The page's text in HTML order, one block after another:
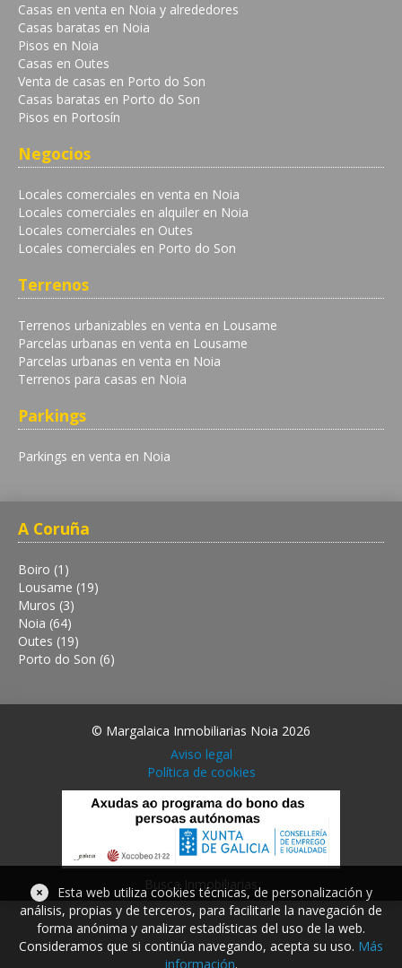
Casas en venta en Noia y alrededores
Casas baratas en Noia
Pisos en Noia
Casas en Outes
Venta de casas en Porto do Son
Casas baratas en Porto do Son
Pisos en Portosín
Negocios
Locales comerciales en venta en Noia
Locales comerciales en alquiler en Noia
Locales comerciales en Outes
Locales comerciales en Porto do Son
Terrenos
Terrenos urbanizables en venta en Lousame
Parcelas urbanas en venta en Lousame
Parcelas urbanas en venta en Noia
Terrenos para casas en Noia
Parkings
Parkings en venta en Noia
A Coruña
Boiro (1)
Lousame (19)
Muros (3)
Noia (64)
Outes (19)
Porto do Son (6)
© Margalaica Inmobiliarias Noia 2026
Aviso legal
Política de cookies
Busca Inmobiliarias
×
Esta web utiliza cookies técnicas, de personalización y
análisis, propias y de terceros, para facilitarle la navegación de
forma anónima y analizar estadísticas del uso de la web.
Consideramos que si continúa navegando, acepta su uso. Más
información.